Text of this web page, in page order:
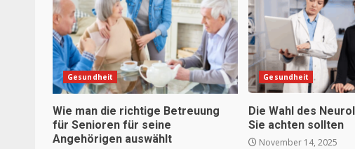
Gesundheit
Wie man die richtige Betreuung
für Senioren für seine
Angehörigen auswählt
Gesundheit
Die Wahl des
Sie achten sollten
November 14, 2025